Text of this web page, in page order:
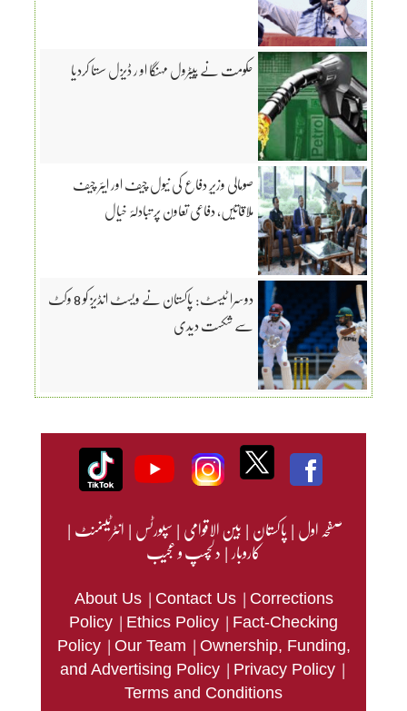
حکومت نے پیٹرول مہنگا او ر ڈیزل سستا کردیا
صومالی وزیرِ دفاع کی نیول چیف اور ایئر چیف
ملاقاتیں، دفاعی تعاون پر تبادلۂ خیال
دوسرا ٹیسٹ: پاکستان نے ویسٹ انڈیز کو 8 وکٹ
سے شکست دیدی
صفحہ اول|پاکستان|بین الاقوامی|سپورٹس|انٹرٹینمنٹ|
کاروبار|دلچسپ و عجیب
About Us | Contact Us | Corrections
Policy | Ethics Policy | Fact-Checking
Policy | Our Team | Ownership, Funding,
and Advertising Policy | Privacy Policy |
Terms and Conditions